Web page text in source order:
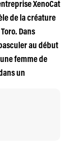
XenoCat
de la créature
Dans
au début
femme de
un